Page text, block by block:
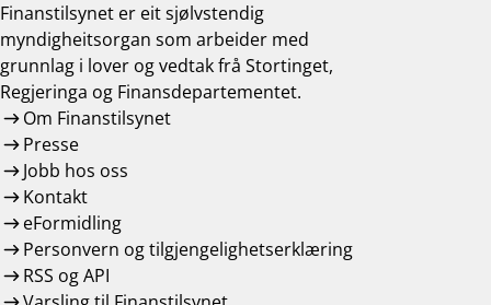
Finanstilsynet er eit sjølvstendig
myndigheitsorgan som arbeider med
grunnlag i lover og vedtak frå Stortinget,
Regjeringa og Finansdepartementet.
Om Finanstilsynet
Presse
Jobb hos oss
Kontakt
eFormidling
Personvern og tilgjengelighetserklæring
RSS og API